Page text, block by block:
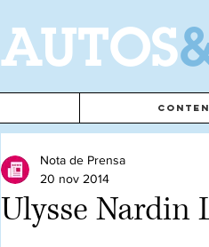
AUTOS
Ulysse Nardin
Nota de Prensa
20 nov 2014